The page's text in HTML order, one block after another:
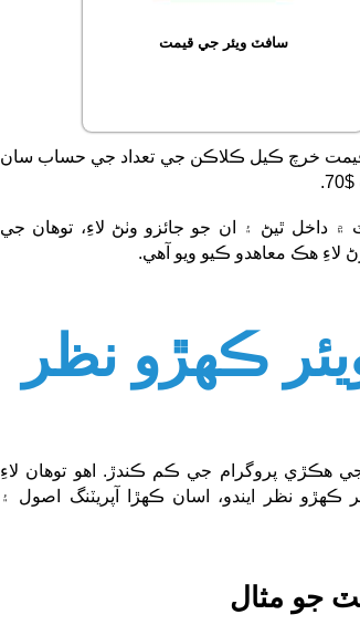
سافٽ ويئر جي قيمت
قيمت خرچ ڪيل ڪلاڪن جي تعداد جي حساب سان
داخل ٿيڻ ۽ ان جو جائزو وٺڻ لاءِ، توھان جي
ھڪ معاھدو ڪيو ويو آھي.
ڪهڙو نظر
ھڪڙي پروگرام جي ڪم ڪندڙ. اهو توهان لاءِ
ڪهڙو نظر ايندو، اسان ڪهڙا آپريٽنگ اصول ۽
جو مثال